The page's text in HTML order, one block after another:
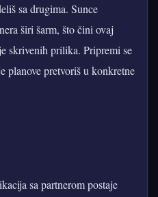
sa drugima. Sunce
širi šarm, što čini ovaj
skrivenih prilika. Pripremi se
planove pretvoriš u konkretne
sa partnerom postaje